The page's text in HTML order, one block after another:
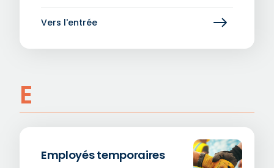
Vers l'entrée
E
Employés temporaires